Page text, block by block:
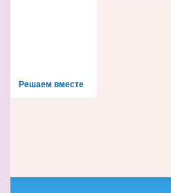
Решаем вместе